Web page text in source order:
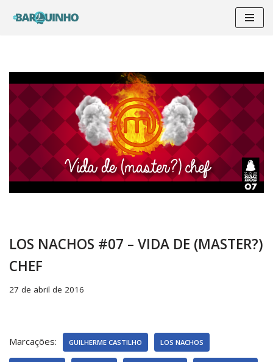
LOS NACHOS #07 – VIDA DE (MASTER?)
CHEF
27 de abril de 2016
Marcações: GUILHERME CASTILHO LOS NACHOS